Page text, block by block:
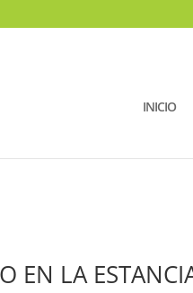
INICIO
EN LA